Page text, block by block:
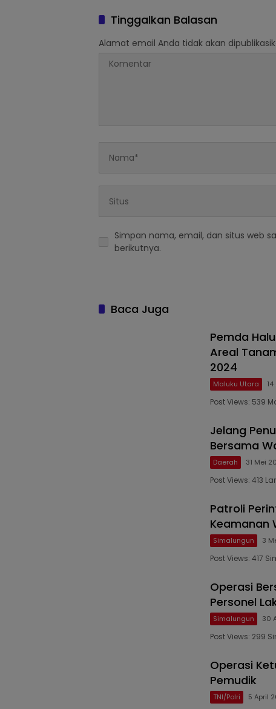
Tinggalkan Balasan
Alamat email Anda tidak akan
Simpan nama, email, dan situs web
berikutnya.
Baca Juga
Pemda
Areal
2024
Maluku Utara
Post Views: 539
Jelang
Bersama
Daerah 31 Mei
Post Views: 413
Patroli
Keamanan
Simalungun 3
Post Views: 417
Operasi
Personel
Simalungun 30
Post Views: 299
Operasi
Pemudik
TNI/Polri 5 April